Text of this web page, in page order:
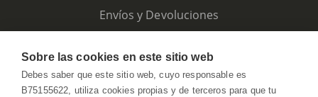
Envíos y Devoluciones
Sobre las cookies en este sitio web
Debes saber que este sitio web, cuyo responsable es
B75155622, utiliza cookies propias y de terceros para que tu